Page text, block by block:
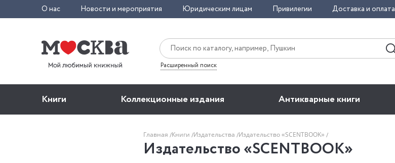
О нас Новости и мероприятия Юридическим лицам Привилегии Доставка и оплата
Расширенный поиск
Книги Коллекционные издания Антикварные книги
Главная Книги Издательства Издательство «SCENTBOOK»
Издательство «SCENTBOOK»